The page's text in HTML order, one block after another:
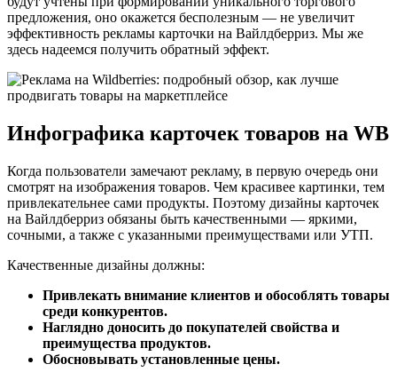
предложения, оно окажется бесполезным — не увеличит
эффективность рекламы карточки на Вайлдберриз. Мы же
здесь надеемся получить обратный эффект.
Инфографика карточек товаров на WB
Когда пользователи замечают рекламу, в первую очередь они
смотрят на изображения товаров. Чем красивее картинки, тем
привлекательнее сами продукты. Поэтому дизайны карточек
на Вайлдберриз обязаны быть качественными — яркими,
сочными, а также с указанными преимуществами или УТП.
Качественные дизайны должны:
Привлекать внимание клиентов и обособлять товары
среди конкурентов.
Наглядно доносить до покупателей свойства и
преимущества продуктов.
Обосновывать установленные цены.